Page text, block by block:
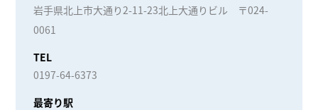
岩手県北上市大通り2-11-23北上大通りビル 〒024-
0061
TEL
0197-64-6373
最寄り駅